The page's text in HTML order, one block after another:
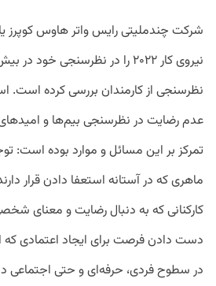
نظرسنجی از کارمندان بررسی کرده است.
تمرکز بر این مسائل و موارد بوده است:
ماهری که در آستانه استعفا دادن قرار
کارکنانی که به دنبال رضایت و معنای
دست دادن فرصت برای ایجاد اعتمادی
در سطوح فردی، حرفه‌ای و حتی اجتماعی